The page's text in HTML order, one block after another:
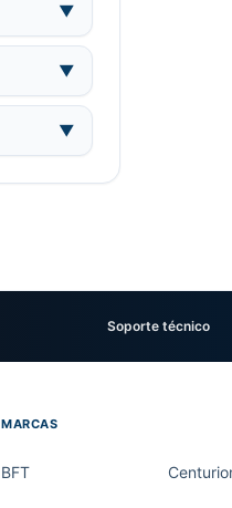
▼
▼
▼
Soporte técnico
MARCAS
BFT